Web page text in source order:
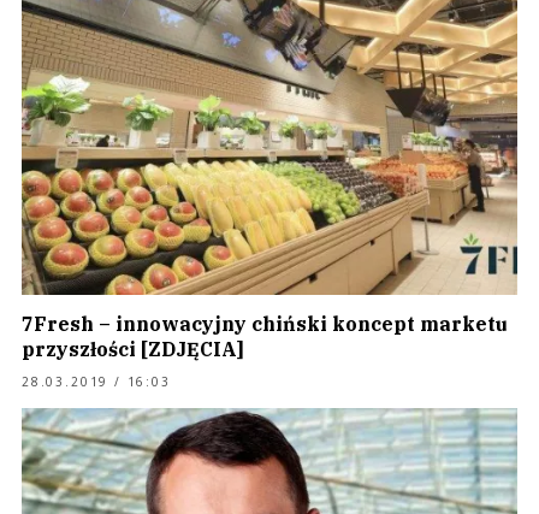
7Fresh – innowacyjny chiński koncept marketu
przyszłości [ZDJĘCIA]
28.03.2019 / 16:03